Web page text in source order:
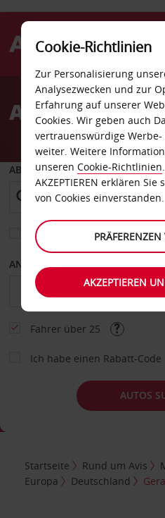
Avis
ABHOLEN VON
Eine andere
ANFANGSDATUM
Fahrer über 25
Ich habe einen Rabatt-Code
AUTOS
Startseite Rund um Avis
Europa
Deutschland Gera
Cookie-Richtlinien
Zur Personalisierung
Analysezwecken und zur
Erfahrung auf unserer
Cookies. Wir geben auch
vertrauenswürdige
weiter. Weitere
unseren Cookie-Richtlinien
AKZEPTIEREN erklären
von Cookies einverstanden.
AKZEPTIEREN